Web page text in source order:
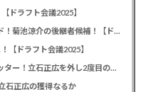
ドラフト会議2025】
カープドラ3勝田成！近畿大163cmセカンド！菊池涼介の後継者候補！【ドラフト会議2025】
【ドラフト会議2025】
カープドラ1平川蓮！187cmのスイッチヒッター！立石正広を外し2度目の重複も新井監督がクジを引き当てる！【ドラフト会議2025】
石正広の獲得なるか